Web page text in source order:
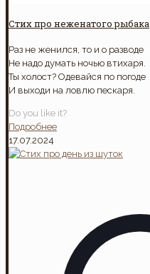
Стих про неженатого рыбака
Раз не женился, то и о разводе
Не надо думать ночью втихаря.
Ты холост? Одевайся по погоде
И выходи на ловлю пескаря.
Do you like it?
Подробнее
17.07.2024